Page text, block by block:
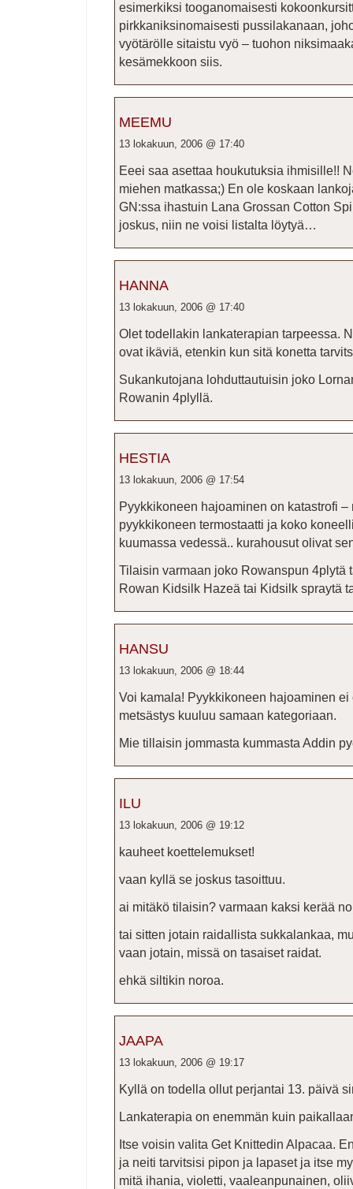
esimerkiksi tooganomaisesti
pirkkaniksinomaisesti pussilakanaan,
vyötärölle sitaistu vyö – tuohon
kesämekkoon siis.
MEEMU
13 lokakuun, 2006 @ 17:40
Eeei saa asettaa houkutuksia ihmisille!!
miehen matkassa;) En ole koskaan
GN:ssa ihastuin Lana Grossan Cotton
joskus, niin ne voisi listalta löytyä…
HANNA
13 lokakuun, 2006 @ 17:40
Olet todellakin lankaterapian tarpeessa.
ovat ikäviä, etenkin kun sitä konetta
Sukankutojana lohduttautuisin joko
Rowanin 4plyllä.
HESTIA
13 lokakuun, 2006 @ 17:54
Pyykkikoneen hajoaminen on katastrofi
pyykkikoneen termostaatti ja koko
kuumassa vedessä.. kurahousut olivat
Tilaisin varmaan joko Rowanspun 4plytä
Rowan Kidsilk Hazeä tai Kidsilk spraytä
HANSU
13 lokakuun, 2006 @ 18:44
Voi kamala! Pyykkikoneen hajoaminen
metsästys kuuluu samaan kategoriaan.
Mie tillaisin jommasta kummasta Addin
ILU
13 lokakuun, 2006 @ 19:12
kauheet koettelemukset!
vaan kyllä se joskus tasoittuu.
ai mitäkö tilaisin? varmaan kaksi kerää
tai sitten jotain raidallista sukkalankaa,
vaan jotain, missä on tasaiset raidat.
ehkä siltikin noroa.
JAAPA
13 lokakuun, 2006 @ 19:17
Kyllä on todella ollut perjantai 13. päivä
Lankaterapia on enemmän kuin
Itse voisin valita Get Knittedin Alpacaa.
ja neiti tarvitsisi pipon ja lapaset ja itse
mitä ihania, violetti, vaaleanpunainen,